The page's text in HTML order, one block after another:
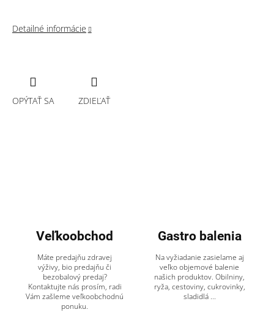
Detailné informácie
OPÝTAŤ SA ZDIEĽAŤ
Veľkoobchod
Máte predajňu zdravej
výživy, bio predajňu či
bezobalový predaj?
Kontaktujte nás prosím, radi
Vám zašleme veľkoobchodnú
ponuku.
Gastro balenia
Na vyžiadanie zasielame aj
veľko objemové balenie
našich produktov. Obilniny,
ryža, cestoviny, cukrovinky,
sladidlá ...